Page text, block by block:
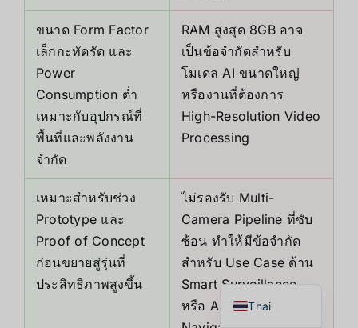
ขนาด Form Factor
เล็กกะทัดรัด และ
Power
Consumption ต่ำ
เหมาะกับอุปกรณ์ที่
พื้นที่และพลังงาน
จำกัด
RAM สูงสุด 8GB อาจ
เป็นข้อจำกัดสำหรับ
โมเดล AI ขนาดใหญ่
หรืองานที่ต้องการ
High-Resolution Video
Processing
เหมาะสำหรับช่วง
Prototype และ
Proof of Concept
ก่อนขยายสู่รุ่นที่
ประสิทธิภาพสูงขึ้น
ไม่รองรับ Multi-
Camera Pipeline ที่ซับ
ซ้อน ทำให้มีข้อจำกัด
สำหรับ Use Case ด้าน
Smart Surveillance
หรือ Autonomous
Thai
English
Korean
Japanese